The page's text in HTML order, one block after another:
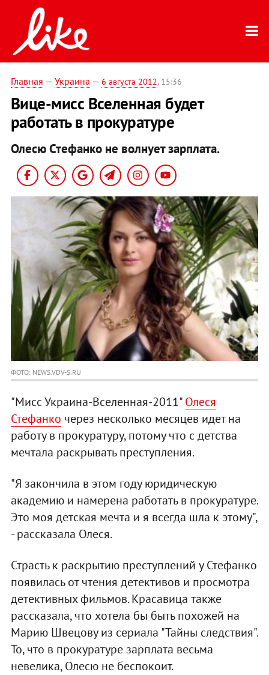
Главная — Украина — 6 августа 2012, 15:36
Вице-мисс Вселенная будет
работать в прокуратуре
Олесю Стефанко не волнует зарплата.
ФОТО: NEWS.VDV-S.RU
"Мисс Украина-Вселенная-2011"Олеся
Стефанко через несколько месяцев идет на
работу в прокуратуру, потому что с детства
мечтала раскрывать преступления.
"Я закончила в этом году юридическую
академию и намерена работать в прокуратуре.
Это моя детская мечта и я всегда шла к этому",
- рассказала Олеся.
Страсть к раскрытию преступлений у Стефанко
появилась от чтения детективов и просмотра
детективных фильмов. Красавица также
рассказала, что хотела бы быть похожей на
Марию Швецову из сериала "Тайны следствия".
То, что в прокуратуре зарплата весьма
невелика, Олесю не беспокоит.